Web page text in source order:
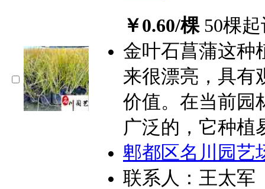
￥0.60/棵 50棵
金叶石菖蒲这种
来很漂亮，具有
价值。在当前园
广泛的，它种植
郫都区名川园艺
联系人：王太军